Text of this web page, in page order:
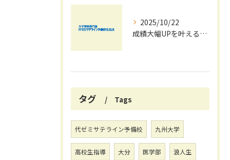
2025/10/22
成績大幅UPを叶える秋の効率学習法
タグ Tags
代ゼミサテライン予備校 九州大学
高校生指導 大分 医学部 浪人生